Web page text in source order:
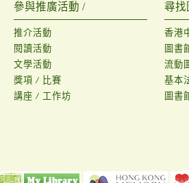
參與推廣活動 /
推介活動
閱讀活動
文學活動
獎項 / 比賽
講座 / 工作坊
尋找
香港
圖書
流動
基本
圖書